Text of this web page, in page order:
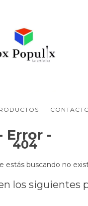
Error -
404
estás buscando no
los siguientes